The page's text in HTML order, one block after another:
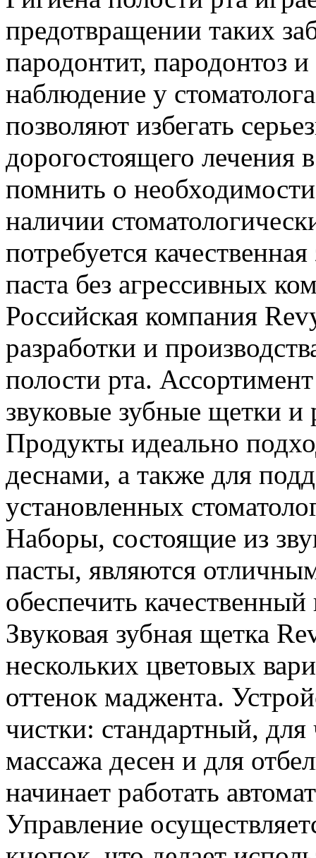
предотвращении таких
пародонтит, пародонтоз
наблюдение у
позволяют избегать
дорогостоящего
помнить о
наличии
потребуется
паста без агрессивных
Российская компания
разработки и
полости рта.
звуковые зубные щетки
Продукты идеально
деснами, а также для
установленных
Наборы, состоящие из
пасты, являются
обеспечить
Звуковая зубная щетка
нескольких цветовых
оттенок маджента.
чистки: стандартный,
массажа десен и для
начинает работать
Управление